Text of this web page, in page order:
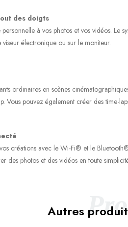
des doigts
à vos photos et vos vidéos. Le
viseur électronique ou sur le moniteur.
ordinaires en scènes
Vous pouvez également créer des time-
créations avec le Wi-Fi® et le
des photos et des vidéos en toute
Autres